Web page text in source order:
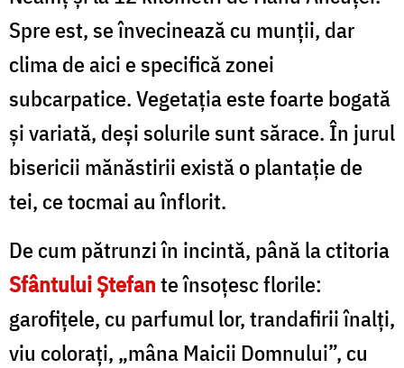
Spre est, se învecinează cu munţii, dar
clima de aici e specifică zonei
subcarpatice. Vegetaţia este foarte bogată
şi variată, deşi solurile sunt sărace. În jurul
bisericii mănăstirii există o plantaţie de
tei, ce tocmai au înflorit.
De cum pătrunzi în incintă, până la ctitoria
Sfântului Ştefante însoţesc florile:
garofiţele, cu parfumul lor, trandafirii înalţi,
viu coloraţi, „mâna Maicii Domnului”, cu